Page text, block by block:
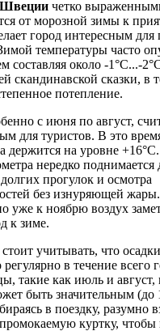
Швеции четко
от морозной зимы к
город интересным
температуры часто
составляя около -1°C...-
скандинавской сказки, в
потепление.
с июня по август,
для туристов. В это
держится на уровне
нередко поднимается
прогулок и осмотра
без изнуряющей
уже к ноябрю воздух
к зиме.
учитывать, что
в течение всего
такие как июль и август,
быть значительным (до
в поездку, разумно
куртку, чтобы